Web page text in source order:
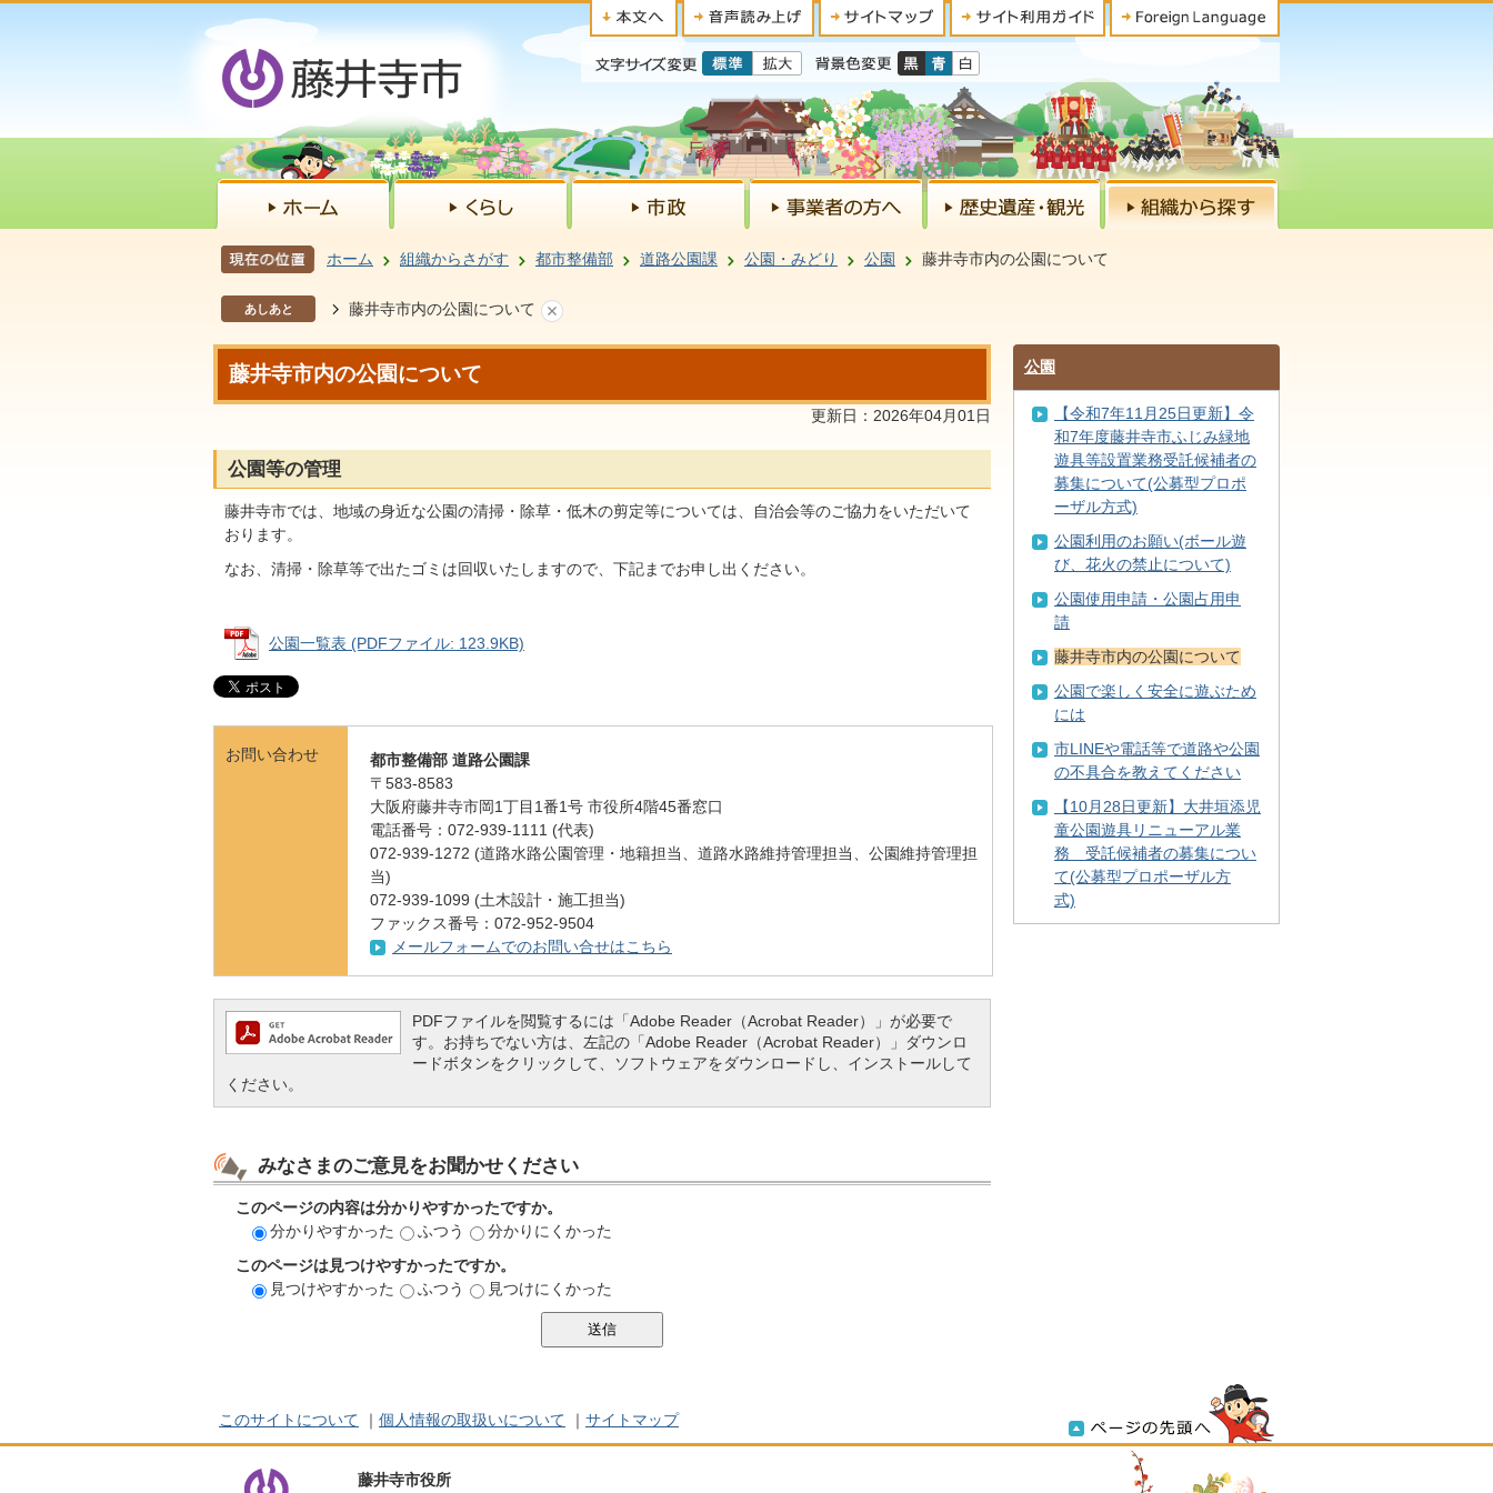
ホーム 組織からさがす 都市整備部 道路公園課 公園・みどり 公園 藤井寺市内の公園について
あしあと 藤井寺市内の公園について
藤井寺市内の公園について
更新日：2026年04月01日
公園等の管理
藤井寺市では、地域の身近な公園の清掃・除草・低木の剪定等については、自治会等のご協力をいただいて
おります。
なお、清掃・除草等で出たゴミは回収いたしますので、下記までお申し出ください。
公園一覧表 (PDFファイル: 123.9KB)
お問い合わせ
都市整備部 道路公園課
〒583-8583
大阪府藤井寺市岡1丁目1番1号 市役所4階45番窓口
電話番号：072-939-1111 (代表)
072-939-1272 (道路水路公園管理・地籍担当、道路水路維持管理担当、公園維持管理担
当)
072-939-1099 (土木設計・施工担当)
ファックス番号：072-952-9504
メールフォームでのお問い合せはこちら
PDFファイルを閲覧するには「Adobe Reader（Acrobat Reader）」が必要で
す。お持ちでない方は、左記の「Adobe Reader（Acrobat Reader）」ダウンロ
ードボタンをクリックして、ソフトウェアをダウンロードし、インストールして
ください。
みなさまのご意見をお聞かせください
このページの内容は分かりやすかったですか。
分かりやすかった
ふつう
分かりにくかった
このページは見つけやすかったですか。
見つけやすかった
ふつう 見つけにくかった
公園
【令和7年11月25日更新】令
和7年度藤井寺市ふじみ緑地
遊具等設置業務受託候補者の
募集について(公募型プロポ
ーザル方式)
公園利用のお願い(ボール遊
び、花火の禁止について)
公園使用申請・公園占用申
請
藤井寺市内の公園について
公園で楽しく安全に遊ぶため
には
市LINEや電話等で道路や公園
の不具合を教えてください
【10月28日更新】大井垣添児
童公園遊具リニューアル業
務 受託候補者の募集につい
て(公募型プロポーザル方
式)
このサイトについて ｜ 個人情報の取扱いについて ｜ サイトマップ
藤井寺市役所